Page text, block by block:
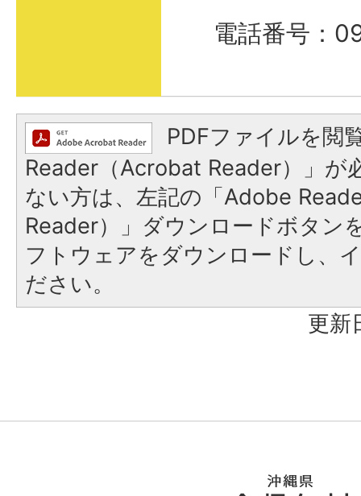
電話番号：
PDFファイルを閲
Reader（Acrobat Reader）」が
ない方は、左記の「Adobe
Reader）」ダウンロードボタン
フトウェアをダウンロードし、
ださい。
更新